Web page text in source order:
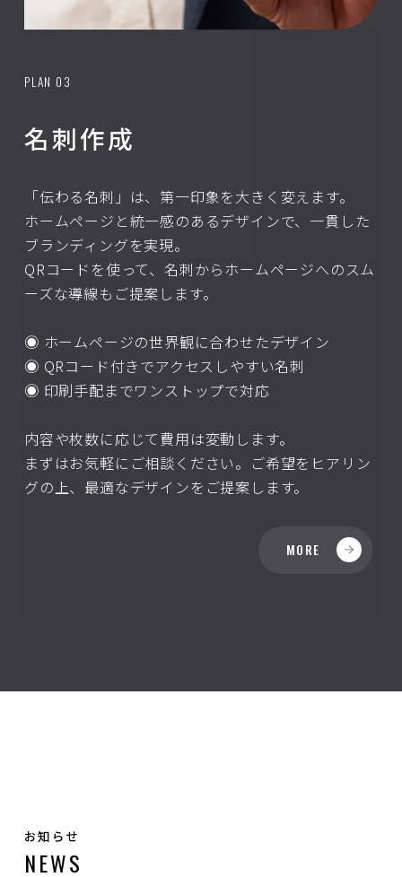
PLAN 03
名刺作成
「伝わる名刺」は、第一印象を大きく変えます。
ホームページと統一感のあるデザインで、一貫した
ブランディングを実現。
QRコードを使って、名刺からホームページへのスム
ーズな導線もご提案します。
◉ ホームページの世界観に合わせたデザイン
◉ QRコード付きでアクセスしやすい名刺
◉ 印刷手配までワンストップで対応
内容や枚数に応じて費用は変動します。
まずはお気軽にご相談ください。ご希望をヒアリン
グの上、最適なデザインをご提案します。
MORE
お知らせ
NEWS